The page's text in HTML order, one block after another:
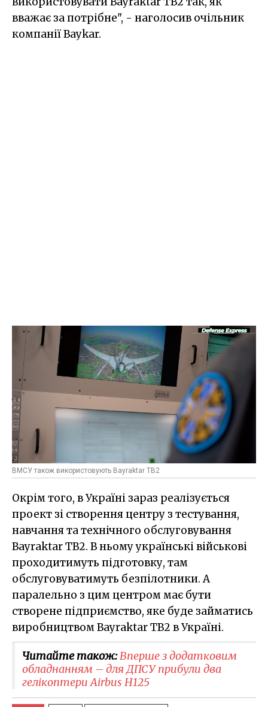
вважає за потрібне", - наголосив очільник
компанії Baykar.
ВМСУ також використовують Bayraktar TB2
Окрім того, в Україні зараз реалізується
проект зі створення центру з тестування,
навчання та технічного обслуговування
Bayraktar TB2. В ньому українські військові
проходитимуть підготовку, там
обслуговуватимуть безпілотники. А
паралельно з цим центром має бути
створене підприємство, яке буде займатись
виробництвом Bayraktar TB2 в Україні.
Читайте також:​Вперше з додатковим
обладнанням – для ДПСУ прибули два
гелікоптери Airbus Н125